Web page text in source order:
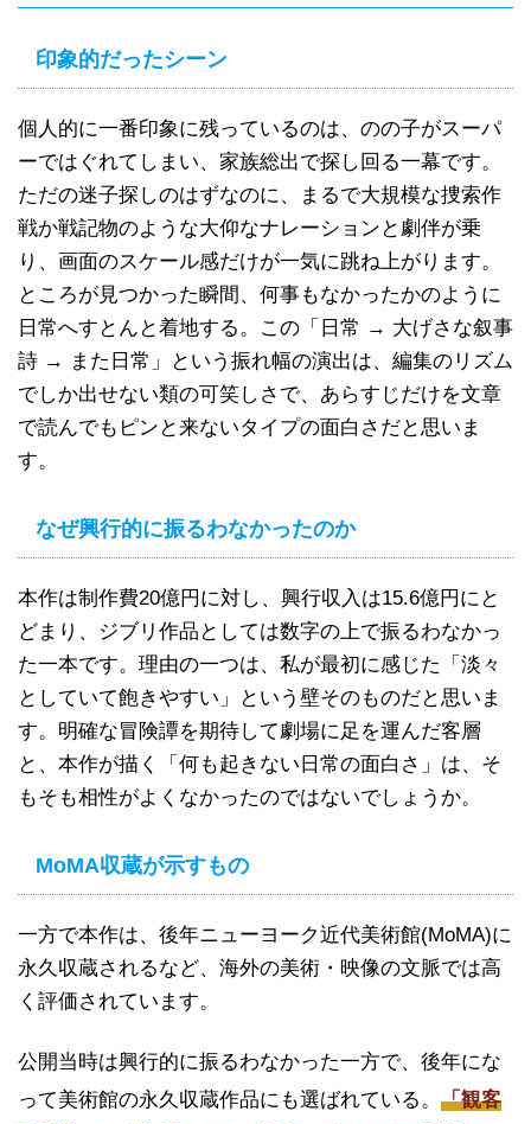
印象的だったシーン
個人的に一番印象に残っているのは、のの子がスーパ
ーではぐれてしまい、家族総出で探し回る一幕です。
ただの迷子探しのはずなのに、まるで大規模な捜索作
戦か戦記物のような大仰なナレーションと劇伴が乗
り、画面のスケール感だけが一気に跳ね上がります。
ところが見つかった瞬間、何事もなかったかのように
日常へすとんと着地する。この「日常 → 大げさな叙事
詩 → また日常」という振れ幅の演出は、編集のリズム
でしか出せない類の可笑しさで、あらすじだけを文章
で読んでもピンと来ないタイプの面白さだと思いま
す。
なぜ興行的に振るわなかったのか
本作は制作費20億円に対し、興行収入は15.6億円にと
どまり、ジブリ作品としては数字の上で振るわなかっ
た一本です。理由の一つは、私が最初に感じた「淡々
としていて飽きやすい」という壁そのものだと思いま
す。明確な冒険譚を期待して劇場に足を運んだ客層
と、本作が描く「何も起きない日常の面白さ」は、そ
もそも相性がよくなかったのではないでしょうか。
MoMA収蔵が示すもの
一方で本作は、後年ニューヨーク近代美術館(MoMA)に
永久収蔵されるなど、海外の美術・映像の文脈では高
く評価されています。
公開当時は興行的に振るわなかった一方で、後年にな
って美術館の永久収蔵作品にも選ばれている。 「観客